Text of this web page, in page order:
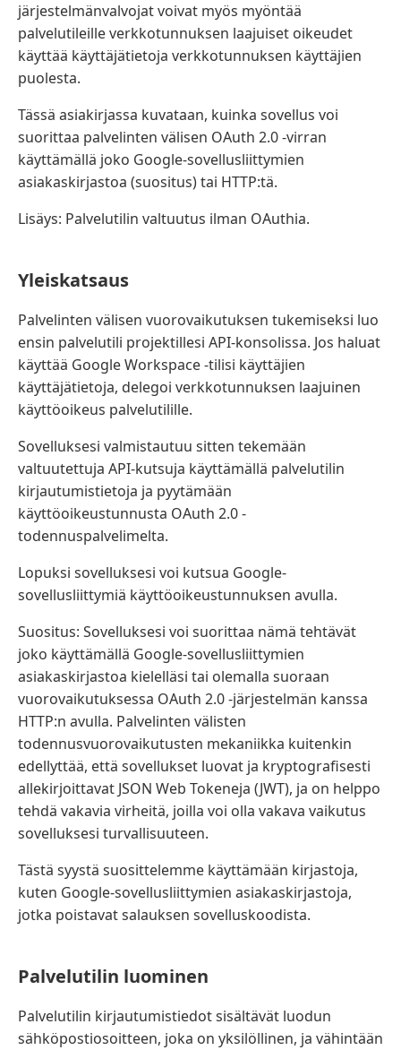
järjestelmänvalvojat voivat myös myöntää
palvelutileille verkkotunnuksen laajuiset oikeudet
käyttää käyttäjätietoja verkkotunnuksen käyttäjien
puolesta.
Tässä asiakirjassa kuvataan, kuinka sovellus voi
suorittaa palvelinten välisen OAuth 2.0 -virran
käyttämällä joko Google-sovellusliittymien
asiakaskirjastoa (suositus) tai HTTP:tä.
Lisäys: Palvelutilin valtuutus ilman OAuthia.
Yleiskatsaus
Palvelinten välisen vuorovaikutuksen tukemiseksi luo
ensin palvelutili projektillesi API-konsolissa. Jos haluat
käyttää Google Workspace -tilisi käyttäjien
käyttäjätietoja, delegoi verkkotunnuksen laajuinen
käyttöoikeus palvelutilille.
Sovelluksesi valmistautuu sitten tekemään
valtuutettuja API-kutsuja käyttämällä palvelutilin
kirjautumistietoja ja pyytämään
käyttöoikeustunnusta OAuth 2.0 -
todennuspalvelimelta.
Lopuksi sovelluksesi voi kutsua Google-
sovellusliittymiä käyttöoikeustunnuksen avulla.
Suositus: Sovelluksesi voi suorittaa nämä tehtävät
joko käyttämällä Google-sovellusliittymien
asiakaskirjastoa kielelläsi tai olemalla suoraan
vuorovaikutuksessa OAuth 2.0 -järjestelmän kanssa
HTTP:n avulla. Palvelinten välisten
todennusvuorovaikutusten mekaniikka kuitenkin
edellyttää, että sovellukset luovat ja kryptografisesti
allekirjoittavat JSON Web Tokeneja (JWT), ja on helppo
tehdä vakavia virheitä, joilla voi olla vakava vaikutus
sovelluksesi turvallisuuteen.
Tästä syystä suosittelemme käyttämään kirjastoja,
kuten Google-sovellusliittymien asiakaskirjastoja,
jotka poistavat salauksen sovelluskoodista.
Palvelutilin luominen
Palvelutilin kirjautumistiedot sisältävät luodun
sähköpostiosoitteen, joka on yksilöllinen, ja vähintään